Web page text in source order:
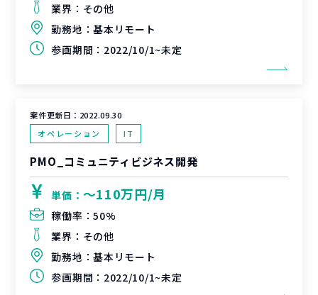
業界： その他
勤務地：基本リモート
参画期間： 2022/10/1~未定
案件更新日： 2022.09.30
オペレーション
IT
PMO_コミュニティビジネス開発
単価： 〜110万円/月
稼働率：50%
業界： その他
勤務地：基本リモート
参画期間： 2022/10/1~未定